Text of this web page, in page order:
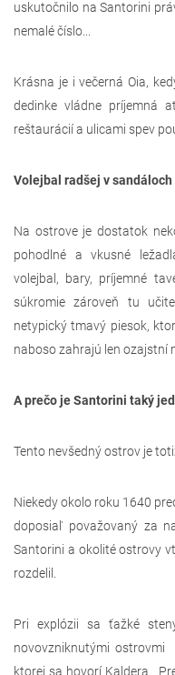
uskutočnilo na Santorini
nemalé číslo...
Krásna je i večerná Oia,
dedinke vládne príjemná
reštaurácií a ulicami spev
Volejbal radšej v sandáloch
Na ostrove je dostatok
pohodlné a vkusné
volejbal, bary, príjemné
súkromie zároveň tu
netypický tmavý piesok,
naboso zahrajú len ozajstní
A prečo je Santorini taký
Tento nevšedný ostrov je
Niekedy okolo roku 1640
doposiaľ považovaný za
Santorini a okolité ostrovy
rozdelil.
Pri explózii sa ťažké
novovzniknutými ostrovmi
ktorej sa hovorí Kaldera.